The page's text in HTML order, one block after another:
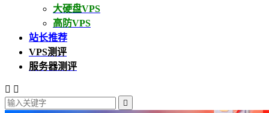
大硬盘VPS
高防VPS
站长推荐
VPS测评
服务器测评
 
